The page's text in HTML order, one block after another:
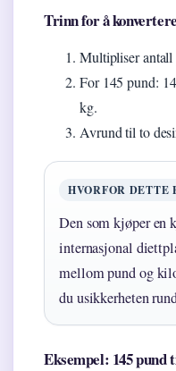
Trinn for å
Multipliser antall
For 145 pund:
kg.
Avrund til to
HVORFOR DETTE
Den som kjøper en
internasjonal
mellom pund og
du usikkerheten
Eksempel: 145 pund